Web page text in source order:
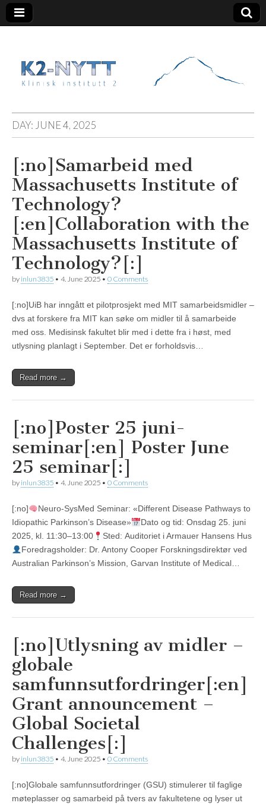
K2 Nytt
DAY: JUNE 4, 2025
[:no]Samarbeid med
Massachusetts Institute of
Technology?
[:en]Collaboration with the
Massachusetts Institute of
Technology?[:]
by inlun3835 • 4. June 2025 • 0 Comments
[:no]UiB har inngått et pilotprosjekt med MIT samarbeidsmidler –
dvs at forskere fra MIT kan søke om midler til å samarbeide
med oss. Medisinsk fakultet blir med i dette fra i høst, med
utlysning planlagt i September. Det er forholdsvis…
Read more →
[:no]Poster 25 juni-
seminar[:en] Poster June
25 seminar[:]
by inlun3835 • 4. June 2025 • 0 Comments
[:no]
Neuro-SysMed Seminar: «Different Disease Pathways to
Idiopathic Parkinson’s Disease»
Dato og tid: Onsdag 25. juni
2025, kl. 11:30–13:00
Sted: Auditoriet i Armauer Hansens Hus
Foredragsholder: Dr. Antony Cooper Forskningsdirektør ved
Australian Parkinson’s Mission, Garvan Institute of Medical…
Read more →
[:no]Utlysning av midler –
globale
samfunnsutfordringer[:en]
Grant announcement –
Global Societal
Challenges[:]
by inlun3835 • 4. June 2025 • 0 Comments
[:no]Globale samfunnsutfordringer (GSU) stimulerer til faglige
møteplasser og samarbeid på tvers av fakultetene og lyser ut